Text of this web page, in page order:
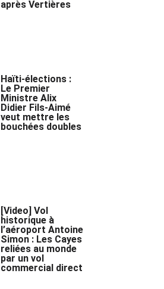
après Vertières
Haïti-élections :
Le Premier
Ministre Alix
Didier Fils-Aimé
veut mettre les
bouchées doubles
[Video] Vol
historique à
l’aéroport Antoine
Simon : Les Cayes
reliées au monde
par un vol
commercial direct